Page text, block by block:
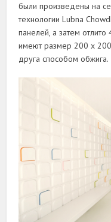
были произведены на
технологии Lubna
панелей, а затем
имеют размер 200 х
друга способом обжига.